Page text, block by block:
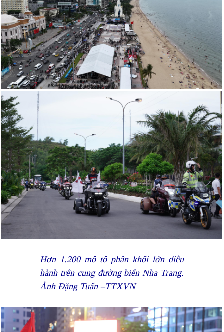
Hơn 1.200 mô tô phân khối lớn diễu
hành trên cung đường biển Nha Trang.
Ảnh Đặng Tuấn –TTXVN